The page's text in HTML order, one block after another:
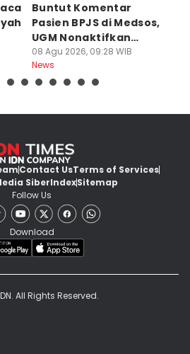
Buntut Komentar
Pasien BPJS di Medsos,
UGM Nonaktifkan
Dokter PPDS
08 Agu 2026, 09:28 WIB
News
Contact UsTerms of Services
SiberIndexSitemap
Follow Us
Download
All Rights Reserved.